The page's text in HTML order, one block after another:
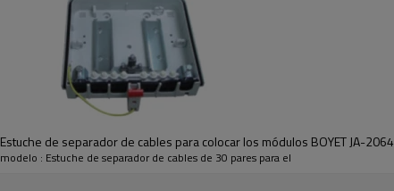
Estuche de separador de cables para colocar los módulos BOYET JA-2064
modelo : Estuche de separador de cables de 30 pares para el